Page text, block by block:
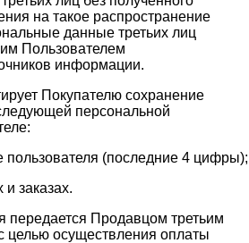
на такое распространение
данные третьих лиц
Пользователем
информации.
Покупателю сохранение
персональной
(последние 4 цифры);
заказах.
передается Продавцом третьим
целью осуществления оплаты